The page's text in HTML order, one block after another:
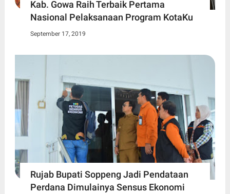
Kab. Gowa Raih Terbaik Pertama
Nasional Pelaksanaan Program KotaKu
September 17, 2019
Rujab Bupati Soppeng Jadi Pendataan
Perdana Dimulainya Sensus Ekonomi